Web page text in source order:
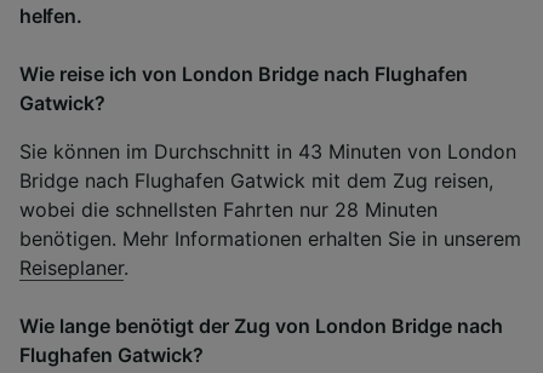
helfen.
Wie reise ich von London Bridge nach Flughafen
Gatwick?
Sie können im Durchschnitt in 43 Minuten von London
Bridge nach Flughafen Gatwick mit dem Zug reisen,
wobei die schnellsten Fahrten nur 28 Minuten
benötigen. Mehr Informationen erhalten Sie in unserem
Reiseplaner.
Wie lange benötigt der Zug von London Bridge nach
Flughafen Gatwick?